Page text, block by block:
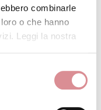
combinarle
o che hanno
Leggi la nostra